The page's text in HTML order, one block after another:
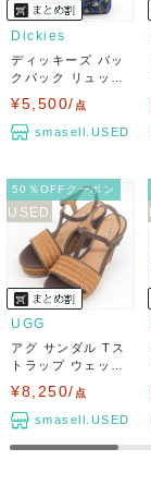
Dickies
ディッキーズ バッ
クパック リュック
¥5,500/ 点
smasell.USED
50％OFFクーポン
UGG
アグ サンダル Tス
トラップ ウェッジ
¥8,250/ 点
smasell.USED